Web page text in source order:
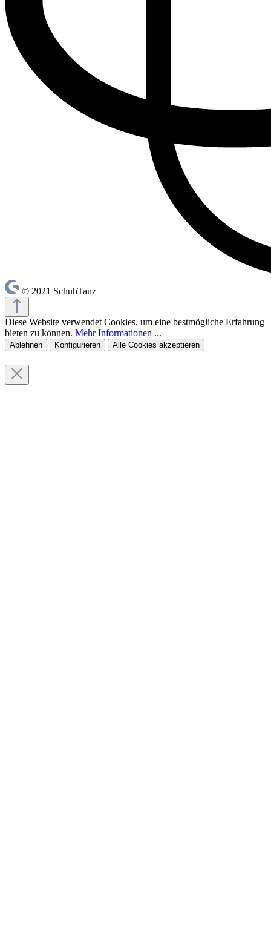
© 2021 SchuhTanz
Diese Website verwendet Cookies, um eine bestmögliche Erfahrung
bieten zu können. Mehr Informationen ...
Ablehnen Konfigurieren Alle Cookies akzeptieren